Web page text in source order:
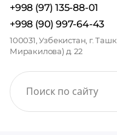
+998 (97) 135-88-01
+998 (90) 997-64-43
100031, Узбекистан, г.
Миракилова) д. 22